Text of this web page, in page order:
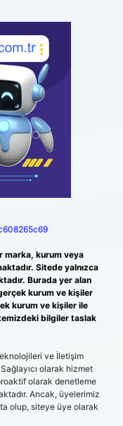
marka, kurum veya
Sitede yalnızca
Burada yer alan
kurum ve kişiler
kurum ve kişiler ile
bilgiler taslak
ve İletişim
olarak hizmet
olarak denetleme
Ancak, üyelerimiz
olup, siteye üye olarak